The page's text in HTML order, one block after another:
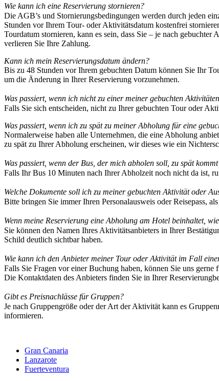
Wie kann ich eine Reservierung stornieren?
Die AGB’s und Stornierungsbedingungen werden durch jeden
Stunden vor Ihrem Tour- oder Aktivitätsdatum kostenfrei
Tourdatum stornieren, kann es sein, dass Sie – je nach
verlieren Sie Ihre Zahlung.
Kann ich mein Reservierungsdatum ändern?
Bis zu 48 Stunden vor Ihrem gebuchten Datum können Sie Ihr
um die Änderung in Ihrer Reservierung vorzunehmen.
Was passiert, wenn ich nicht zu einer meiner gebuchten
Falls Sie sich entscheiden, nicht zu Ihrer gebuchten Tour oder
Was passiert, wenn ich zu spät zu meiner Abholung für eine
Normalerweise haben alle Unternehmen, die eine Abholung
zu spät zu Ihrer Abholung erscheinen, wir dieses wie ein
Was passiert, wenn der Bus, der mich abholen soll, zu spät
Falls Ihr Bus 10 Minuten nach Ihrer Abholzeit noch nicht da ist,
Welche Dokumente soll ich zu meiner gebuchten Aktivität oder
Bitte bringen Sie immer Ihren Personalausweis oder Reisepass,
Wenn meine Reservierung eine Abholung am Hotel beinhaltet,
Sie können den Namen Ihres Aktivitätsanbieters in Ihrer
Schild deutlich sichtbar haben.
Wie kann ich den Anbieter meiner Tour oder Aktivität im Fall
Falls Sie Fragen vor einer Buchung haben, können Sie uns
Die Kontaktdaten des Anbieters finden Sie in Ihrer
Gibt es Preisnachlässe für Gruppen?
Je nach Gruppengröße oder der Art der Aktivität kann es
informieren.
Gran Canaria
Lanzarote
Fuerteventura